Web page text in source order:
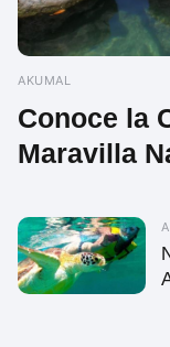
AKUMAL
Conoce la
Maravilla